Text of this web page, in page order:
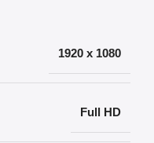
1920 x 1080
Full HD